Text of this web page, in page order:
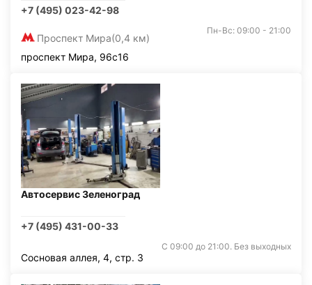
+7 (495) 023-42-98
Проспект Мира(0,4 км)
Пн-Вс: 09:00 - 21:00
проспект Мира, 96с16
Автосервис Зеленоград
+7 (495) 431-00-33
С 09:00 до 21:00. Без выходных
Сосновая аллея, 4, стр. 3